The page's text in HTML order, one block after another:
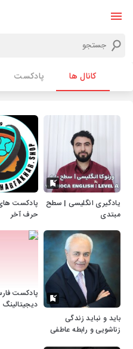
کانال ها پادکست
یادگیری انگلیسی | سطح
مبتدی
پادکست
حرف آخر
باید و نباید زندگی
زناشویی و رابطه عاطفی
پادکست